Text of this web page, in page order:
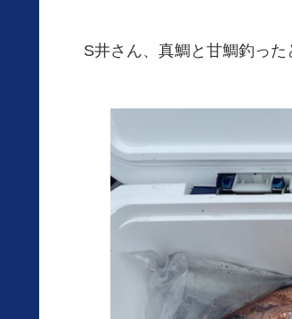
S井さん、真鯛と甘鯛釣った